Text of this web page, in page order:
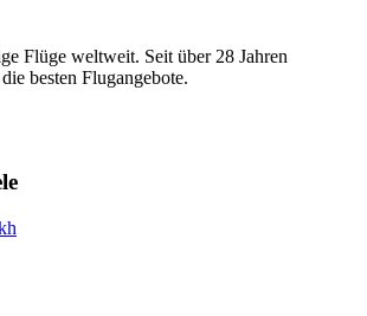
Flüge weltweit. Seit über 28 Jahren
besten Flugangebote.